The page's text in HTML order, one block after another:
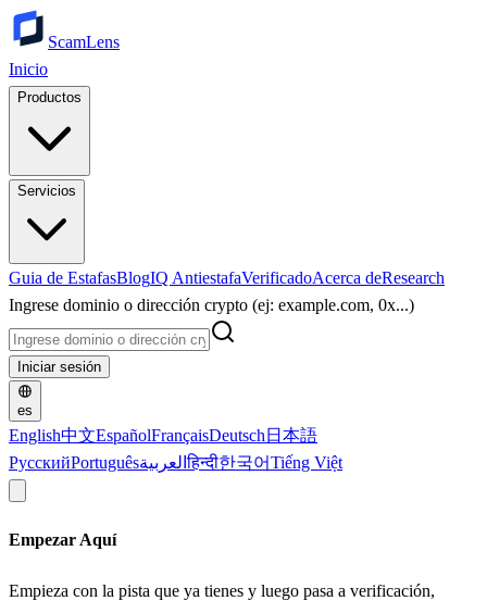
ScamLens
Inicio
Productos
Servicios
Guia de EstafasBlogIQ AntiestafaVerificadoAcerca deResearch
Ingrese dominio o dirección crypto (ej: example.com, 0x...)
Iniciar sesión
es
English中文EspañolFrançaisDeutsch 日本語
РусскийPortuguêsالعربيةहिन्दी한국어Tiếng Việt
Empezar Aquí
Empieza con la pista que ya tienes y luego pasa a verificación,